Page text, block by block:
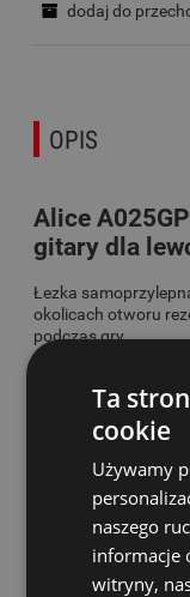
dodaj do
OPIS
Alice
gitary dla
Łezka
okolicach otworu
podczas gry.
Rozmiar: R64mm,
KOSZTY
CENA NIE ZAWIERA
Ta
cookie
Używamy
naszego
informacje
witryny,